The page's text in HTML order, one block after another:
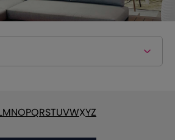
MNOPQRSTUVWXYZ